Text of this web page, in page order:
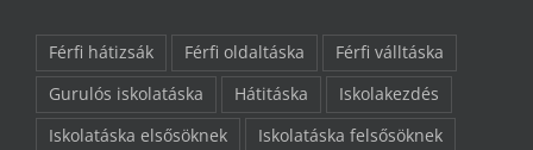
Férfi hátizsák Férfi oldaltáska
Férfi válltáska
Gurulós iskolatáska
Hátitáska
Iskolakezdés
Iskolatáska elsősöknek
Iskolatáska felsősöknek